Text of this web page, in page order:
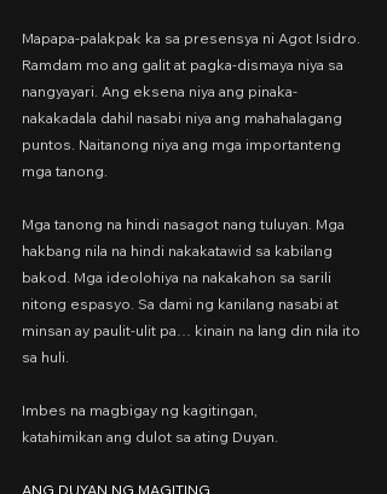
Mapapa-palakpak ka sa presensya ni Agot Isidro.
Ramdam mo ang galit at pagka-dismaya niya sa
nangyayari. Ang eksena niya ang pinaka-
nakakadala dahil nasabi niya ang mahahalagang
puntos. Naitanong niya ang mga importanteng
mga tanong.
Mga tanong na hindi nasagot nang tuluyan. Mga
hakbang nila na hindi nakakatawid sa kabilang
bakod. Mga ideolohiya na nakakahon sa sarili
nitong espasyo. Sa dami ng kanilang nasabi at
minsan ay paulit-ulit pa… kinain na lang din nila ito
sa huli.
Imbes na magbigay ng kagitingan,
katahimikan ang dulot sa ating Duyan.
ANG DUYAN NG MAGITING